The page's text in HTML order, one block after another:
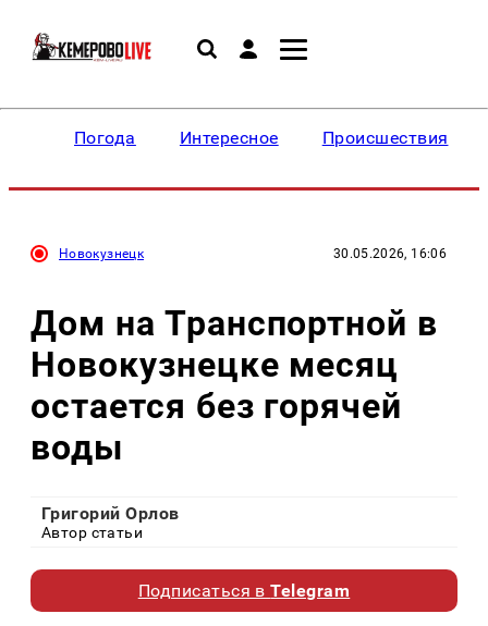
Погода Интересное Происшествия
Новокузнецк 30.05.2026, 16:06
Дом на Транспортной в
Новокузнецке месяц
остается без горячей
воды
Григорий Орлов
Автор статьи
Подписаться вTelegram